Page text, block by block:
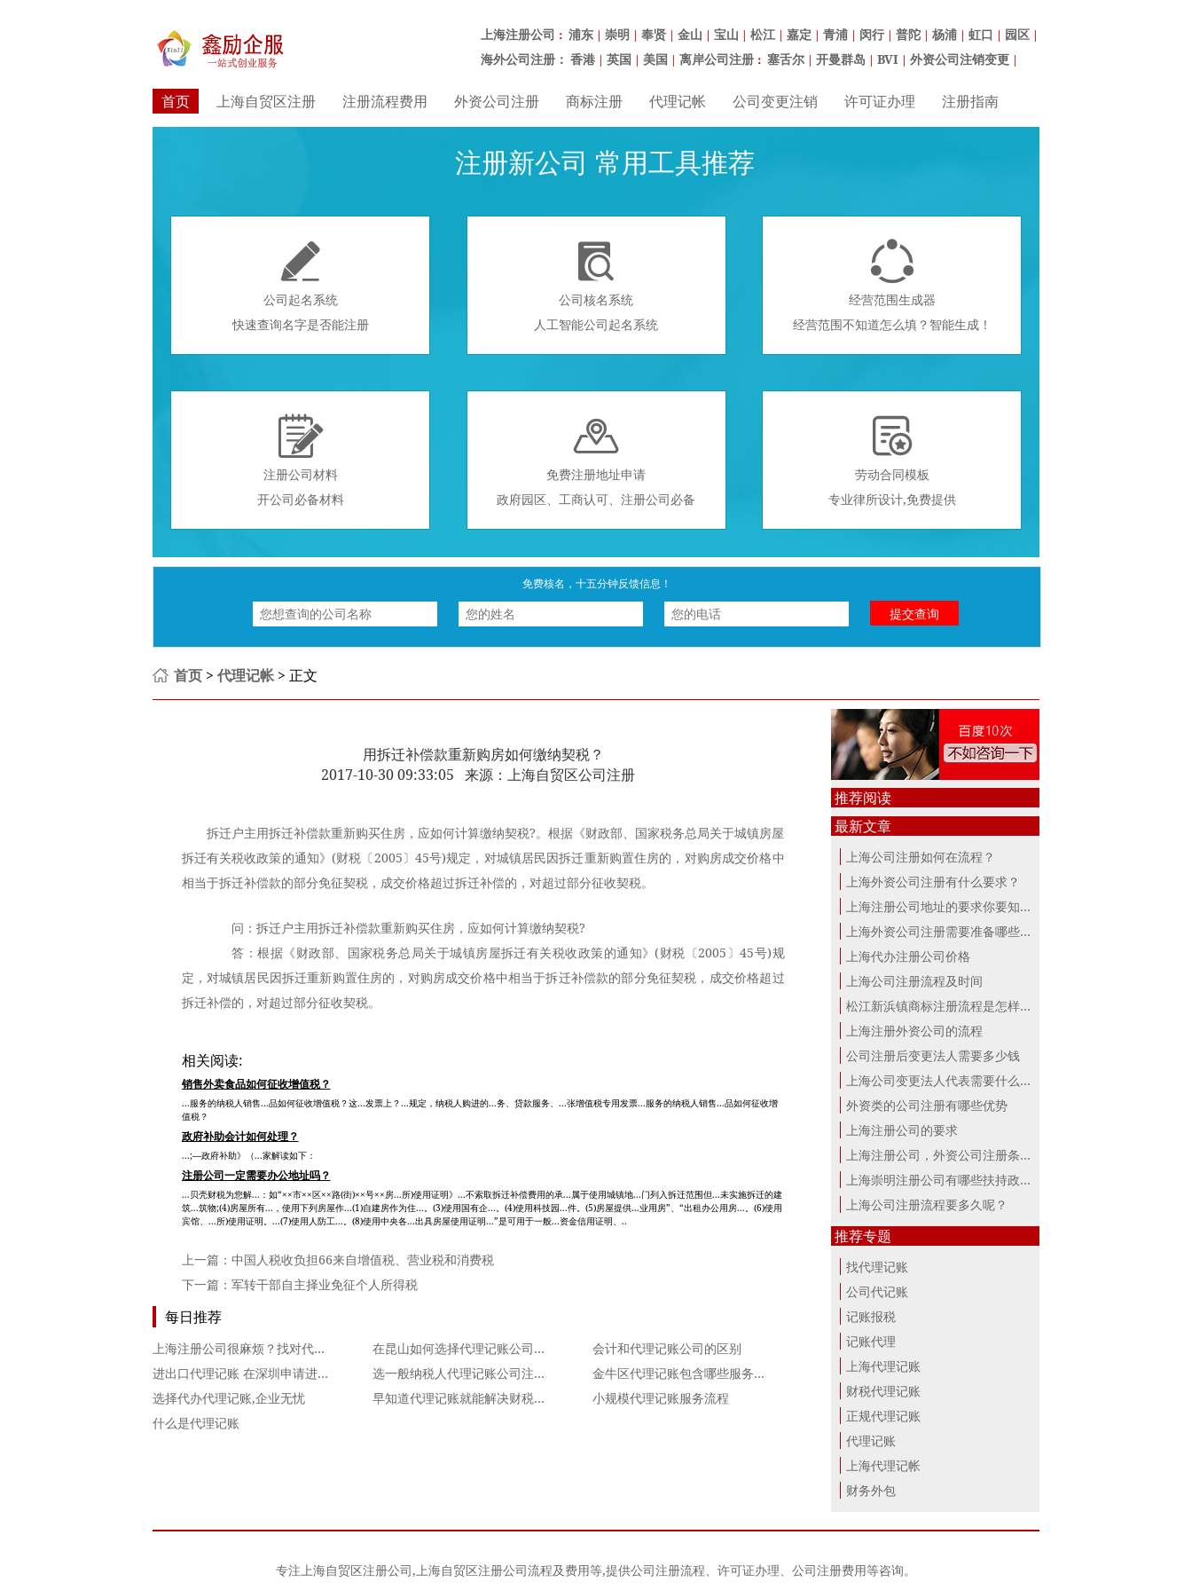
上海注册公司 ： 浦东 | 崇明 | 奉贤 | 金山 | 宝山 | 松江 | 嘉定 | 青浦 | 闵行 | 普陀 | 杨浦 | 虹口 | 园区 |
海外公司注册： 香港 | 英国 | 美国 | 离岸公司注册 ： 塞舌尔 | 开曼群岛 | BVI | 外资公司注销变更 |
首页 上海自贸区注册 注册流程费用 外资公司注册 商标注册 代理记帐 公司变更注销 许可证办理 注册指南
注册新公司 常用工具推荐

公司起名系统
快速查询名字是否能注册

公司核名系统
人工智能公司起名系统

经营范围生成器
经营范围不知道怎么填？智能生成！

注册公司材料
开公司必备材料

免费注册地址申请
政府园区、工商认可、注册公司必备

劳动合同模板
专业律所设计,免费提供
免费核名，十五分钟反馈信息！
首页 > 代理记帐> 正文
用拆迁补偿款重新购房如何缴纳契税？
2017-10-30 09:33:05 来源：上海自贸区公司注册
拆迁户主用拆迁补偿款重新购买住房，应如何计算缴纳契税?。根据《财政部、国家税务总局关于城镇房屋
拆迁有关税收政策的通知》(财税〔2005〕45号)规定，对城镇居民因拆迁重新购置住房的，对购房成交价格中
相当于拆迁补偿款的部分免征契税，成交价格超过拆迁补偿的，对超过部分征收契税。
问：拆迁户主用拆迁补偿款重新购买住房，应如何计算缴纳契税?
答：根据《财政部、国家税务总局关于城镇房屋拆迁有关税收政策的通知》(财税〔2005〕45号)规
定，对城镇居民因拆迁重新购置住房的，对购房成交价格中相当于拆迁补偿款的部分免征契税，成交价格超过
拆迁补偿的，对超过部分征收契税。
相关阅读:
销售外卖食品如何征收增值税？
...服务的纳税人销售...品如何征收增值税？这...发票上？...规定，纳税人购进的...务、贷款服务、...张增值税专用发票...服务的纳税人销售...品如何征收增
值税？
政府补助会计如何处理？
...;—政府补助》（...家解读如下：
注册公司一定需要办公地址吗？
...贝壳财税为您解...：如“××市××区××路(街)××号××房...所)使用证明》...不索取拆迁补偿费用的承...属于使用城镇地...门列入拆迁范围但...未实施拆迁的建
筑...筑物;(4)房屋所有...，使用下列房屋作...(1)自建房作为住...。(3)使用国有企...。(4)使用科技园...件。(5)房屋提供...业用房”、“出租办公用房...。(6)使用
宾馆、...所)使用证明。...(7)使用人防工...。(8)使用中央各...出具房屋使用证明...”是可用于一般...资金信用证明、..
上一篇： 中国人税收负担66来自增值税、营业税和消费税
下一篇： 军转干部自主择业免征个人所得税
每日推荐
上海注册公司很麻烦？找对代理才是关键 在昆山如何选择代理记账公司？注意事项有哪些？
会计和代理记账公司的区别
进出口代理记账 在深圳申请进出口权有哪些好处？
选一般纳税人代理记账公司注意事项有哪些？
金牛区代理记账包含哪些服务内容
选择代办代理记账,企业无忧
早知道代理记账就能解决财税问题何必再运营会计部？
小规模代理记账服务流程
什么是代理记账
推荐阅读
最新文章
上海公司注册如何在流程？
上海外资公司注册有什么要求？
上海注册公司地址的要求你要知道！
上海外资公司注册需要准备哪些材料？
上海代办注册公司价格
上海公司注册流程及时间
松江新浜镇商标注册流程是怎样的
上海注册外资公司的流程
公司注册后变更法人需要多少钱
上海公司变更法人代表需要什么手续
外资类的公司注册有哪些优势
上海注册公司的要求
上海注册公司，外资公司注册条件！
上海崇明注册公司有哪些扶持政策与服...
上海公司注册流程要多久呢？
推荐专题
找代理记账
公司代记账
记账报税
记账代理
上海代理记账
财税代理记账
正规代理记账
代理记账
上海代理记帐
财务外包
专注上海自贸区注册公司,上海自贸区注册公司流程及费用等,提供公司注册流程、许可证办理、公司注册费用等咨询。